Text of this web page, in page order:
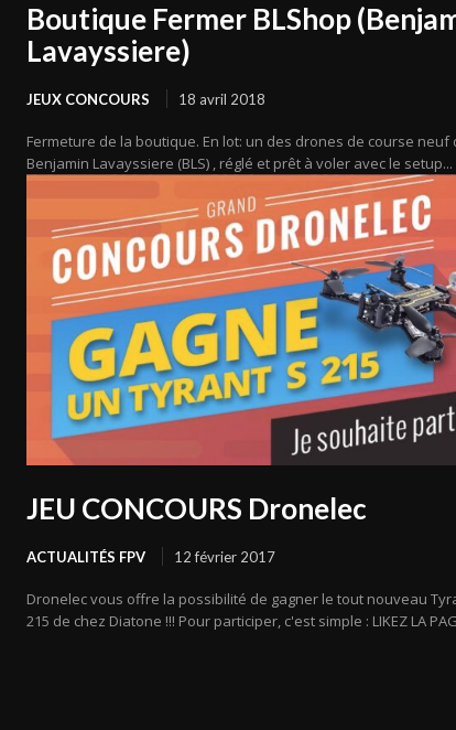
Boutique Fermer BLShop
Lavayssiere)
JEUX CONCOURS 18 avril 2018
Fermeture de la boutique. En lot: un des drones de course neuf
Benjamin Lavayssiere (BLS) , réglé et prêt à voler avec le setup...
JEU CONCOURS Dronelec
ACTUALITÉS FPV 12 février 2017
Dronelec vous offre la possibilité de gagner le tout nouveau
215 de chez Diatone !!! Pour participer, c'est simple : LIKEZ LA